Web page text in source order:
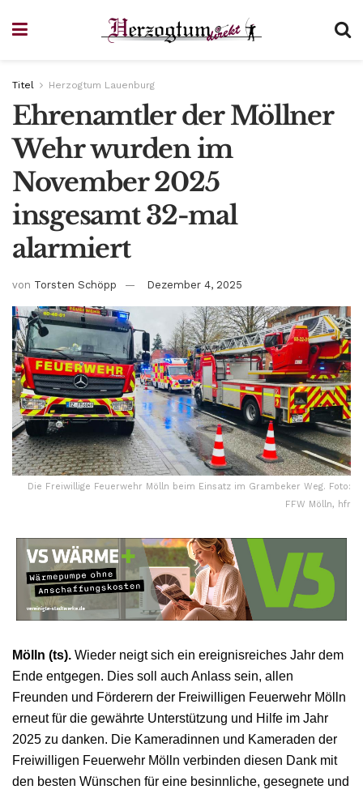
Titel Herzogtum Lauenburg
Ehrenamtler der Möllner
Wehr wurden im
November 2025
insgesamt 32-mal
alarmiert
von Torsten Schöpp Dezember 4, 2025
Die Freiwillige Feuerwehr Mölln beim Einsatz im Grambeker Weg. Foto:
FFW Mölln, hfr
Mölln (ts). Wieder neigt sich ein ereignisreiches Jahr dem
Ende entgegen. Dies soll auch Anlass sein, allen
Freunden und Förderern der Freiwilligen Feuerwehr Mölln
erneut für die gewährte Unterstützung und Hilfe im Jahr
2025 zu danken. Die Kameradinnen und Kameraden der
Freiwilligen Feuerwehr Mölln verbinden diesen Dank mit
den besten Wünschen für eine besinnliche, gesegnete und